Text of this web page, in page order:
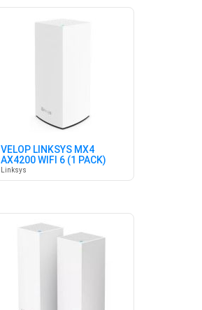
VELOP LINKSYS MX4
AX4200 WIFI 6 (1 PACK)
Linksys